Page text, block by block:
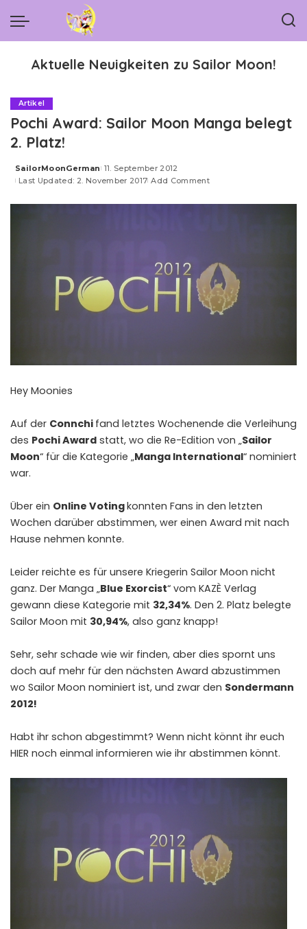
Aktuelle Neuigkeiten zu Sailor Moon!
Artikel
Pochi Award: Sailor Moon Manga belegt
2. Platz!
Posted
by
SailorMoonGerman 11. September 2012
Last Updated: 2. November 2017 Add Comment
Hey Moonies
Auf der Connchi fand letztes Wochenende die Verleihung
des Pochi Award statt, wo die Re-Edition von „Sailor
Moon“ für die Kategorie „Manga International“ nominiert
war.
Über ein Online Votingkonnten Fans in den letzten
Wochen darüber abstimmen, wer einen Award mit nach
Hause nehmen konnte.
Leider reichte es für unsere Kriegerin Sailor Moon nicht
ganz. Der Manga „Blue Exorcist“ vom KAZÈ Verlag
gewann diese Kategorie mit 32,34%. Den 2. Platz belegte
Sailor Moon mit 30,94%, also ganz knapp!
Sehr, sehr schade wie wir finden, aber dies spornt uns
doch auf mehr für den nächsten Award abzustimmen
wo Sailor Moon nominiert ist, und zwar den Sondermann
2012!
Habt ihr schon abgestimmt? Wenn nicht könnt ihr euch
HIER noch einmal informieren wie ihr abstimmen könnt.